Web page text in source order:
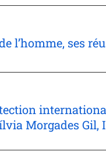
l’homme, ses
Morgades Gil,